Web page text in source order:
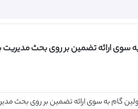
سوی ارائه تضمین بر روی بحث مدیریت
گام به سوی ارائه تضمین بر روی بحث